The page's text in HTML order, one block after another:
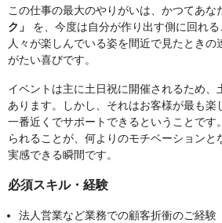
この仕事の最大のやりがいは、かつてあな
ク」
を、今度は自分が作り出す側に回れ
人々が楽しんでいる姿を間近で見たときの
がたい喜びです。
イベントは主に土日祝に開催されるため、
あります。しかし、それはお客様が最も楽
一番近くでサポートできるということです
られることが、何よりのモチベーションと
実感できる瞬間です。
必須スキル・経験
法人営業など業務での顧客折衝のご経験